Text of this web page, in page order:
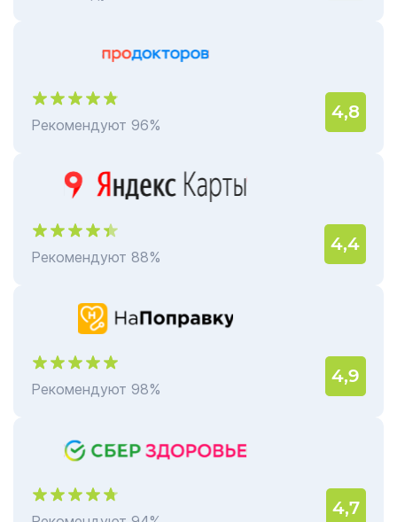
Рекомендуют 96%
4,8
Рекомендуют 88%
4,4
Рекомендуют 98%
4,9
4,7